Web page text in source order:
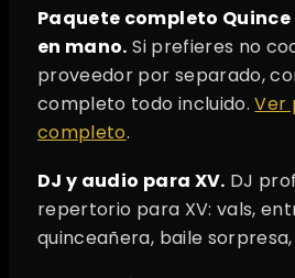
Paquete completo
en mano. Si prefieres no
proveedor por separado,
completo todo incluido.Ver
completo.
DJ y audio para XV. DJ
repertorio para XV: vals,
quinceañera, baile